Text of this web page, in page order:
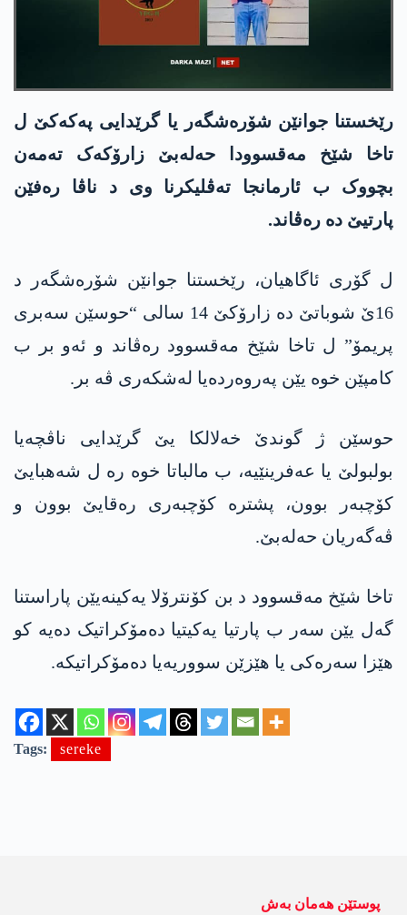
رێخستنا جوانێن شۆرەشگەر یا گرێدایی پەکەکێ ل
تاخا شێخ مەقسوودا حەلەبێ زارۆکەک تەمەن
بچووک ب ئارمانجا تەڤلیکرنا وی د ناڤا رەفێن
پارتیێ دە رەڤاند.
ل گۆری ئاگاهیان، رێخستنا جوانێن شۆرەشگەر د
16ێ شوباتێ دە زارۆکێ 14 سالی “حوسێن سەبری
پریمۆ” ل تاخا شێخ مەقسوود رەڤاند و ئەو بر ب
کامپێن خوە یێن پەروەردەیا لەشکەری ڤە بر.
حوسێن ژ گوندێ خەلالکا یێ گرێدایی ناڤچەیا
بولبولێ یا عەفرینێیە، ب مالباتا خوە رە ل شەھبایێ
کۆچبەر بوون، پشترە کۆچبەری رەقایێ بوون و
ڤەگەریان حەلەبێ.
تاخا شێخ مەقسوود د بن کۆنترۆلا یەکینەیێن پاراستنا
گەل یێن سەر ب پارتیا یەکیتیا دەمۆکراتیک دەیە کو
ھێزا سەرەکی یا ھێزێن سووریەیا دەمۆکراتیکە.
Tags: sereke
پوستێن ھەمان بەش